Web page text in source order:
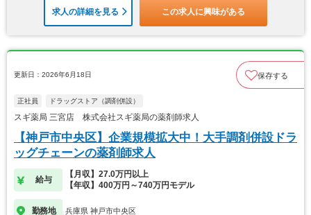
求人の詳細を見る この求人に興味がある
更新日：2026年6月18日 保存する
正社員 ドラッグストア（調剤併設）
スギ薬局 三宮店 株式会社スギ薬局の薬剤師求人
【神戸市中央区】企業規模拡大中！大手調剤併設ドラ
ッグチェーンの薬剤師求人
給与
【月収】27.0万円以上
【年収】400万円～740万円モデル
勤務地 兵庫県 神戸市中央区